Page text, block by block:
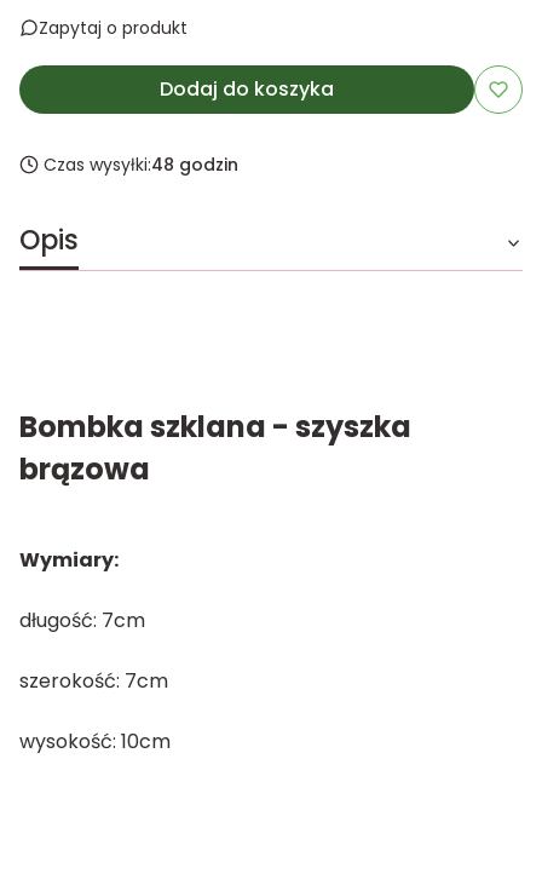
Zapytaj o produkt
Dodaj do koszyka
Czas wysyłki:48 godzin
Opis
Bombka szklana - szyszka
brązowa
Wymiary:
długość: 7cm
szerokość: 7cm
wysokość: 10cm